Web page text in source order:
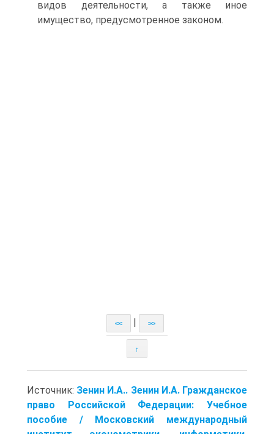
видов деятельности, а также иное
имущество, предусмотренное законом.
<< >>
↑
Источник: Зенин И.А.. Зенин И.А. Гражданское
право Российской Федерации: Учебное
пособие / Московский международный